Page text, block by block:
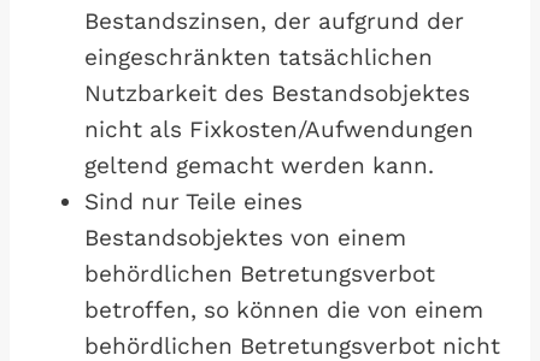
Bestandszinsen, der aufgrund der
eingeschränkten tatsächlichen
Nutzbarkeit des Bestandsobjektes
nicht als Fixkosten/Aufwendungen
geltend gemacht werden kann.
Sind nur Teile eines
Bestandsobjektes von einem
behördlichen Betretungsverbot
betroffen, so können die von einem
behördlichen Betretungsverbot nicht